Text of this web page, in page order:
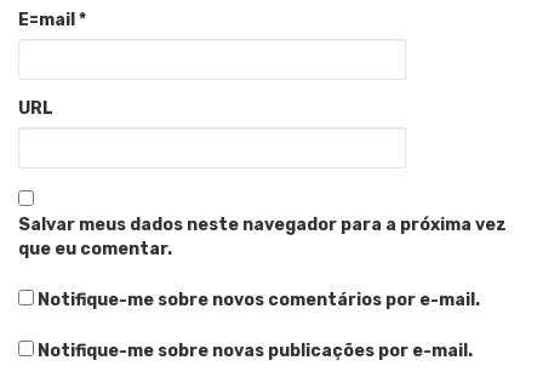
E=mail *
URL
Salvar meus dados neste navegador para a próxima vez
que eu comentar.
Notifique-me sobre novos comentários por e-mail.
Notifique-me sobre novas publicações por e-mail.